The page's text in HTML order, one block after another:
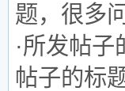
题，很多
·所发帖
帖子的标